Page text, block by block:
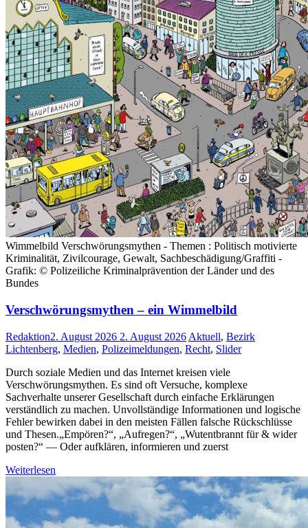
Wimmelbild Verschwörungsmythen - Themen : Politisch motivierte
Kriminalität, Zivilcourage, Gewalt, Sachbeschädigung/Graffiti -
Grafik: © Polizeiliche Kriminalprävention der Länder und des
Bundes
Verschwörungsmythen – ein Wimmelbild
Redaktion2. August 2026 2. August 2026 Aktuell, Bezirk
Lichtenberg, Medien, Polizeimeldungen, Recht, Slider
Durch soziale Medien und das Internet kreisen viele
Verschwörungsmythen. Es sind oft Versuche, komplexe
Sachverhalte unserer Gesellschaft durch einfache Erklärungen
verständlich zu machen. Unvollständige Informationen und logische
Fehler bewirken dabei in den meisten Fällen falsche Rückschlüsse
und Thesen.„Empören?“, „Aufregen?“, „Wutentbrannt für & wider
posten?“ — Oder aufklären, informieren und zuerst
Weiterlesen